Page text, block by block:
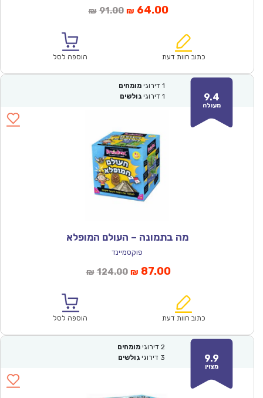
₪ 91.00המחיר
₪91.00.
₪ 64.00המחיר
הוא:
כתוב חוות דעת הוספה לסל
9.4
מעולה
1 דירוגי מומחים
1 דירוגי גולשים
מה בתמונה – העולם המופלא
פוקסמיינד
₪ 124.00המחיר
₪124.00.
₪ 87.00המחיר
הוא:
כתוב חוות דעת הוספה לסל
9.9
מצוין
2 דירוגי מומחים
3 דירוגי גולשים